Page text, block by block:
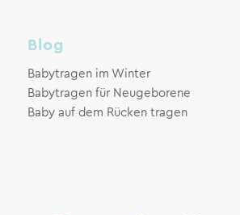
Blog
Babytragen im Winter
Babytragen für Neugeborene
Baby auf dem Rücken tragen